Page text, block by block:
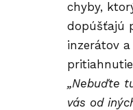
chyby,
dopúšťajú
inzerátov
„Nebuďte
vás od